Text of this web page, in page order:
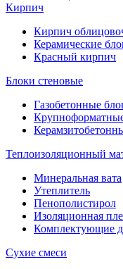
Кирпич
Кирпич
Керамические
Красный кирпич
Блоки стеновые
Газобетонные
Теплоизоляционный
Минеральная вата
Утеплитель
Пенополистирол
Изоляционная
Комплектующие
Сухие смеси